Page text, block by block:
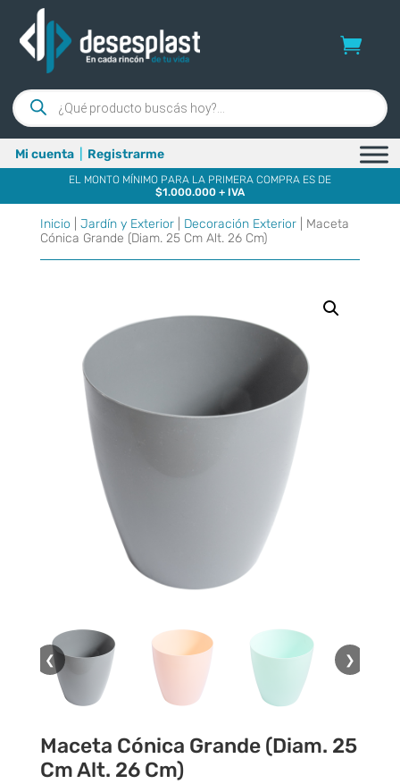
Búsqueda
de
productos
Mi cuenta Registrarme
EL MONTO MÍNIMO PARA LA PRIMERA COMPRA ES DE
$1.000.000 + IVA
Inicio Jardín y Exterior| Decoración Exterior| Maceta
Cónica Grande (Diam. 25 Cm Alt. 26 Cm)
❮ ❯
Maceta Cónica Grande (Diam. 25
Cm Alt. 26 Cm)